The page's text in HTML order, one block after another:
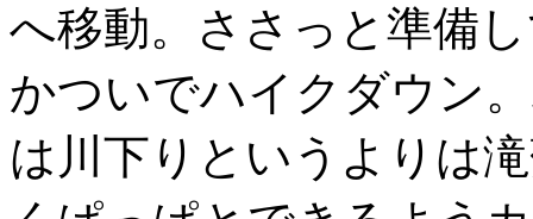
へ移動。ささっと準備
かついでハイクダウン
は川下りというよりは